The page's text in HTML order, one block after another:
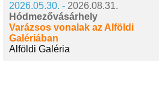
2026.05.30. - 2026.08.31.
Hódmezővásárhely
Varázsos vonalak az Alföldi
Galériában
Alföldi Galéria